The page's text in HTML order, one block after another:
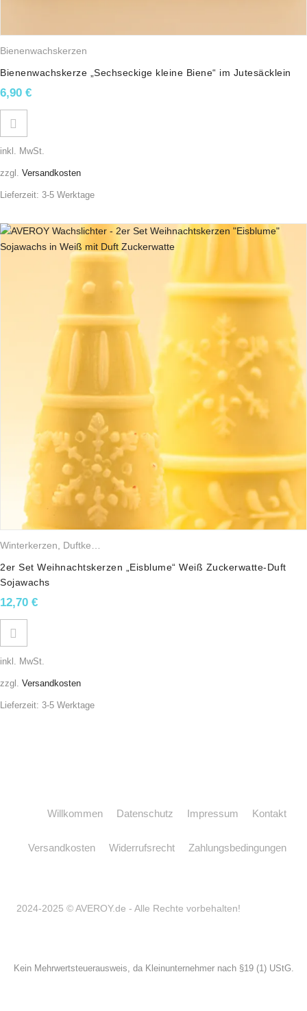
Bienenwachskerzen
Bienenwachskerze „Sechseckige kleine Biene“ im Jutesäcklein
6,90 €
inkl. MwSt.
zzgl. Versandkosten
Lieferzeit: 3-5 Werktage
Winterkerzen, Duftkerzen
2er Set Weihnachtskerzen „Eisblume“ Weiß Zuckerwatte-Duft
Sojawachs
12,70 €
inkl. MwSt.
zzgl. Versandkosten
Lieferzeit: 3-5 Werktage
Willkommen Datenschutz Impressum Kontakt
Versandkosten Widerrufsrecht Zahlungsbedingungen
2024-2025 © AVEROY.de - Alle Rechte vorbehalten!
Kein Mehrwertsteuerausweis, da Kleinunternehmer nach §19 (1) UStG.